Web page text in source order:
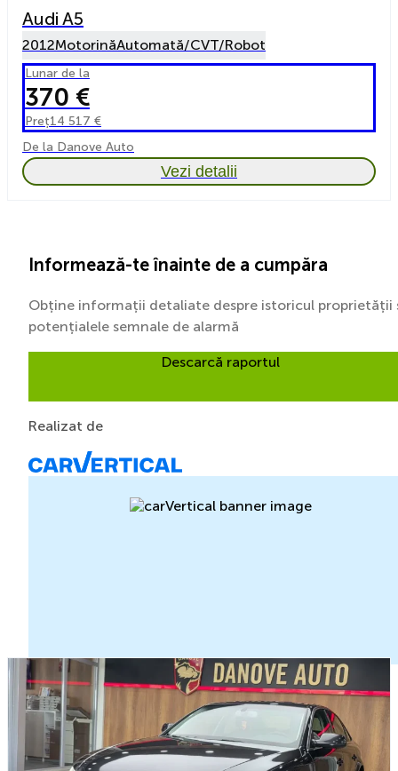
Audi A5
2012MotorinăAutomată/CVT/Robot
Lunar de la
370 €
Preț14 517 €
De la Danove Auto
Vezi detalii
Informează-te înainte de a cumpăra
Obține informații detaliate despre istoricul proprietății
potențialele semnale de alarmă
Descarcă raportul
Realizat de